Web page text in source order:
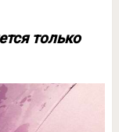
только